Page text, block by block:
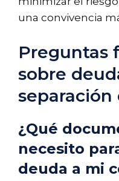
una convivencia
Preguntas
sobre
separación
¿Qué
necesito
deuda a mi